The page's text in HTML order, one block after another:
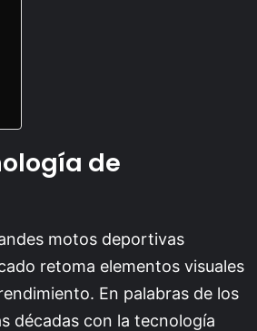
de
motos deportivas
retoma elementos visuales
En palabras de los
décadas con la tecnología